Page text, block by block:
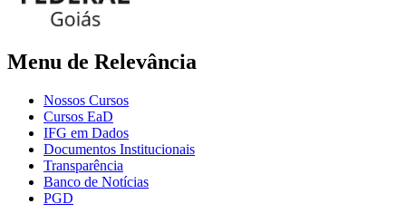
Menu de Relevância
Nossos Cursos
Cursos EaD
IFG em Dados
Documentos Institucionais
Transparência
Banco de Notícias
PGD